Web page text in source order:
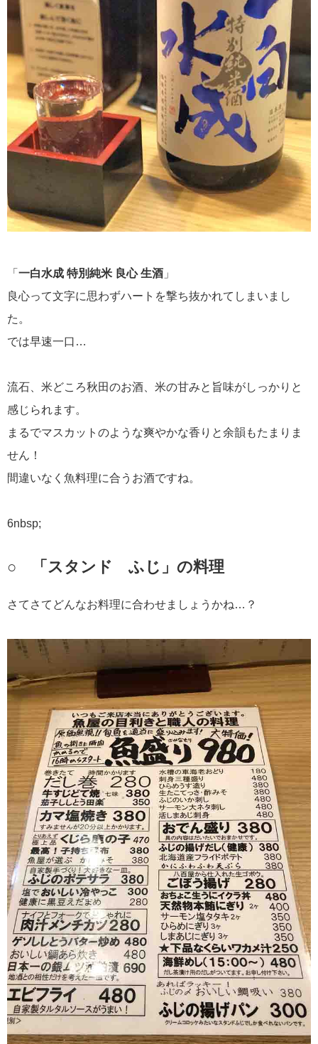
「 一白水成 特別純米 良心 生酒 」
良心って文字に思わずハートを撃ち抜かれてしまいまし
た。
では早速一口…
流石、米どころ秋田のお酒、米の甘みと旨味がしっかりと
感じられます。
まるでマスカットのような爽やかな香りと余韻もたまりま
せん！
間違いなく魚料理に合うお酒ですね。
6nbsp;
○ 「スタンド ふじ」の料理
さてさてどんなお料理に合わせましょうかね…？